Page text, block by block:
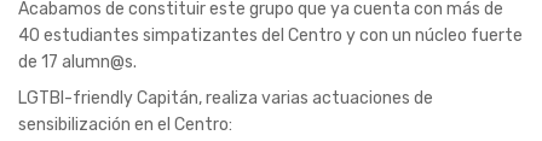
Acabamos de constituir este grupo que ya cuenta con más de
40 estudiantes simpatizantes del Centro y con un núcleo fuerte
de 17 alumn@s.
LGTBI-friendly Capitán, realiza varias actuaciones de
sensibilización en el Centro: